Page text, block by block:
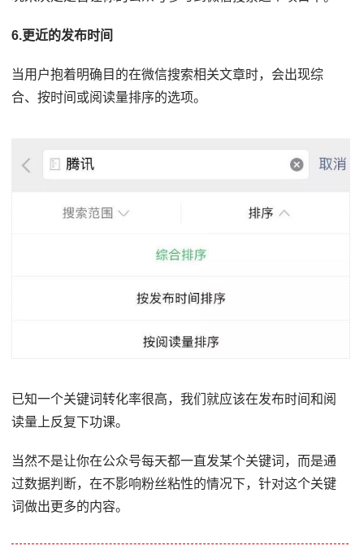
6.更近的发布时间
当用户抱着明确目的在微信搜索相关文章时，会出现综
合、按时间或阅读量排序的选项。
已知一个关键词转化率很高，我们就应该在发布时间和阅
读量上反复下功课。
当然不是让你在公众号每天都一直发某个关键词，而是通
过数据判断，在不影响粉丝粘性的情况下，针对这个关键
词做出更多的内容。